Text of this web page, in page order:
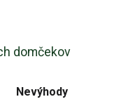
domčekov
Nevýhody